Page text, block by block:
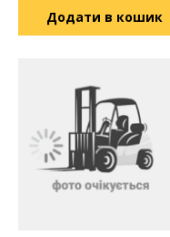
Додати в кошик